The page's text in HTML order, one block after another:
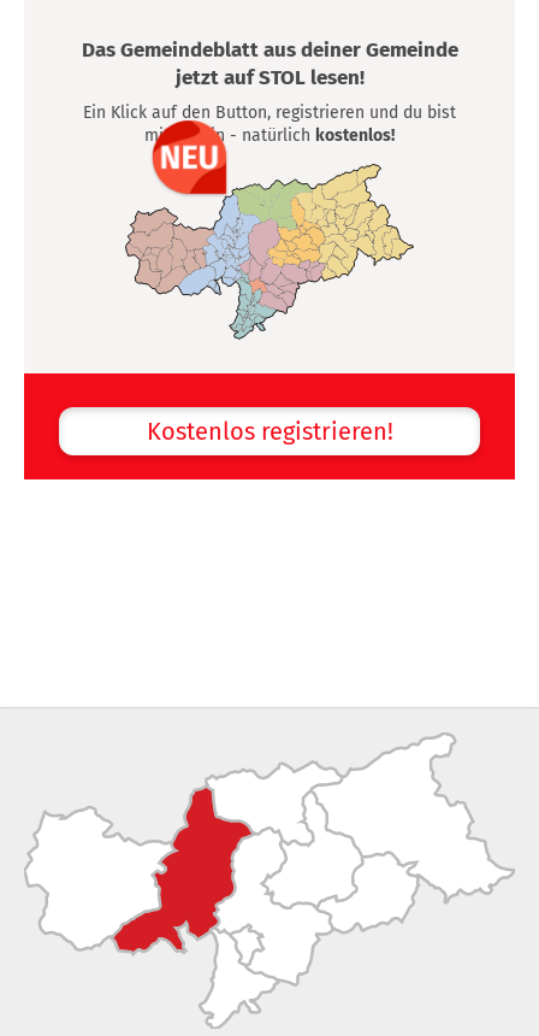
Das Gemeindeblatt aus deiner Gemeinde
jetzt auf STOL lesen!
Ein Klick auf den Button, registrieren und du bist
mittendrin - natürlich kostenlos!
Kostenlos registrieren!